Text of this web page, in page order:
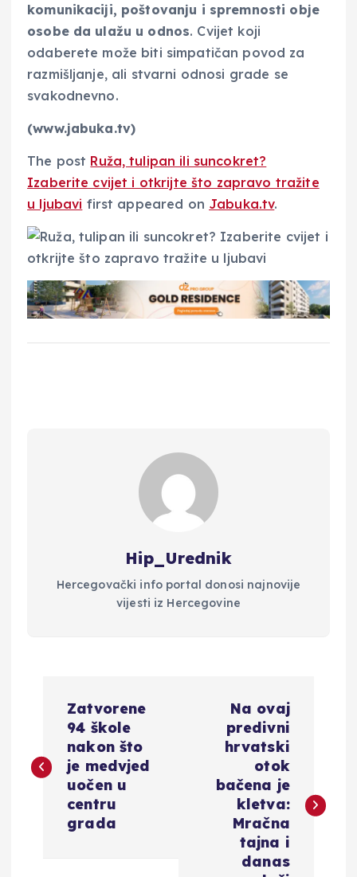
komunikaciji, poštovanju i spremnosti obje
osobe da ulažu u odnos. Cvijet koji
odaberete može biti simpatičan povod za
razmišljanje, ali stvarni odnosi grade se
svakodnevno.
(www.jabuka.tv)
The post Ruža, tulipan ili suncokret?
Izaberite cvijet i otkrijte što zapravo tražite
u ljubavi first appeared on Jabuka.tv.
Hip_Urednik
Hercegovački info portal donosi najnovije
vijesti iz Hercegovine
v
Zatvorene
94 škole
nakon što
je medvjed
uočen u
centru
grada
Na ovaj
predivni
hrvatski
otok
bačena je
kletva:
Mračna
tajna i
danas